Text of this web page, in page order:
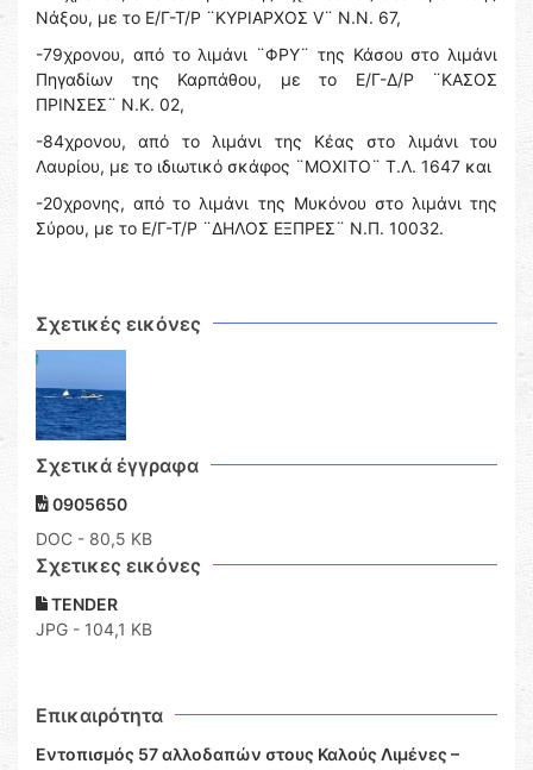
Νάξου, με το Ε/Γ-Τ/Ρ ¨ΚΥΡΙΑΡΧΟΣ V¨ Ν.Ν. 67,
-79χρονου, από το λιμάνι ¨ΦΡΥ¨ της Κάσου στο λιμάνι
Πηγαδίων της Καρπάθου, με το Ε/Γ-Δ/Ρ ¨ΚΑΣΟΣ
ΠΡΙΝΣΕΣ¨ Ν.Κ. 02,
-84χρονου, από το λιμάνι της Κέας στο λιμάνι του
Λαυρίου, με το ιδιωτικό σκάφος ¨ΜΟΧΙΤΟ¨ Τ.Λ. 1647 και
-20χρονης, από το λιμάνι της Μυκόνου στο λιμάνι της
Σύρου, με το Ε/Γ-Τ/Ρ ¨ΔΗΛΟΣ ΕΞΠΡΕΣ¨ Ν.Π. 10032.
Σχετικές εικόνες
Σχετικά έγγραφα
0905650
DOC - 80,5 KB
Σχετικες εικόνες
TENDER
JPG - 104,1 KB
Επικαιρότητα
Εντοπισμός 57 αλλοδαπών στους Καλούς Λιμένες –